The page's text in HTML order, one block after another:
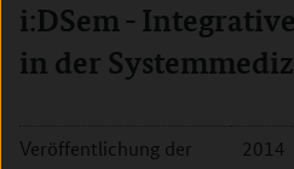
i:DSem -
in der
Veröffentlichung der
2014